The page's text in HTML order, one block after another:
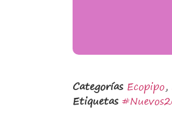
Categorías Ecopipo,
Etiquetas